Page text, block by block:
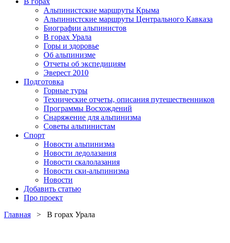
Альпинистские маршруты Крыма
Альпинистские маршруты Центрального Кавказа
Биографии альпинистов
В горах Урала
Горы и здоровье
Об альпинизме
Отчеты об экспедициям
Эверест 2010
Подготовка
Горные туры
Технические отчеты, описания путешественников
Программы Восхождений
Снаряжение для альпинизма
Советы альпинистам
Спорт
Новости альпинизма
Новости ледолазания
Новости скалолазания
Новости ски-альпинизма
Новости
Добавить статью
Про проект
Главная > В горах Урала